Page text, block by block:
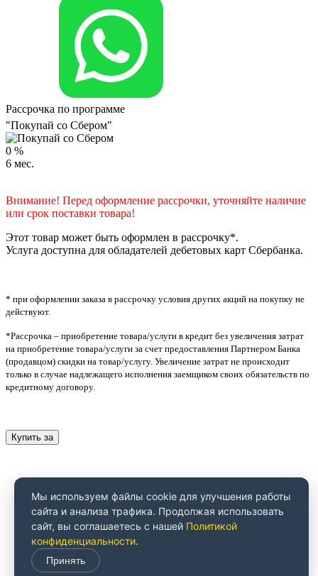
Рассрочка по программе
"Покупай со Сбером"
0 %
6 мес.
Внимание! Перед оформление рассрочки, уточняйте наличие
или срок поставки товара!
Этот товар может быть оформлен в рассрочку*.
Услуга доступна для обладателей дебетовых карт Сбербанка.
* при оформлении заказа в рассрочку условия других акций на покупку не
действуют.
*Рассрочка – приобретение товара/услуги в кредит без увеличения затрат
на приобретение товара/услуги за счет предоставления Партнером Банка
(продавцом) скидки на товар/услугу. Увеличение затрат не происходит
только в случае надлежащего исполнения заемщиком своих обязательств по
кредитному договору.
Купить за
Мы используем файлы cookie для улучшения работы
сайта и анализа трафика. Продолжая использовать
сайт, вы соглашаетесь с нашей Политикой
конфиденциальности.
Принять